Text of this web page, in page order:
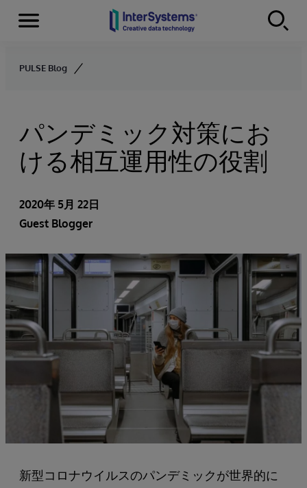
Skip to content
Menu
PULSE Blog
パンデミック対策にお
ける相互運用性の役割
2020年 5月 22日
Guest Blogger
新型コロナウイルスのパンデミックが世界的に